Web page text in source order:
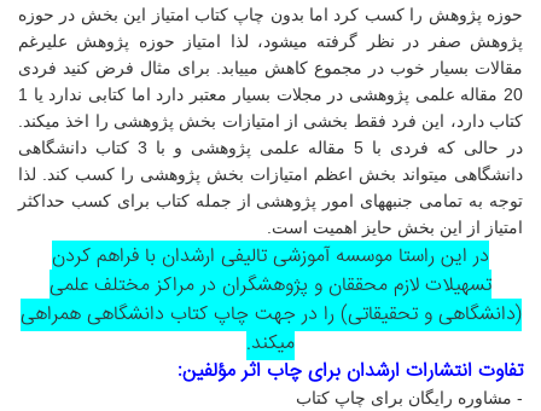
حوزه پژوهش را کسب کرد اما بدون چاپ کتاب امتیاز این بخش در حوزه
پژوهش صفر در نظر گرفته میشود، لذا امتیاز حوزه پژوهش علیرغم
مقالات بسیار خوب در مجموع کاهش مییابد. برای مثال فرض کنید فردی
20 مقاله علمی پژوهشی در مجلات بسیار معتبر دارد اما کتابی ندارد یا 1
کتاب دارد، این فرد فقط بخشی از امتیازات بخش پژوهشی را اخذ میکند.
در حالی که فردی با 5 مقاله علمی پژوهشی و با 3 کتاب دانشگاهی
دانشگاهی میتواند بخش اعظم امتیازات بخش پژوهشی را کسب کند. لذا
توجه به تمامی جنبههای امور پژوهشی از جمله کتاب برای کسب حداکثر
امتیاز از این بخش حایز اهمیت است.
در این راستا موسسه آموزشی تالیفی ارشدان با فراهم کردن
تسهیلات لازم محققان و پژوهشگران در مراکز مختلف علمی
(دانشگاهی و تحقیقاتی) را در جهت چاپ کتاب دانشگاهی همراهی
میکند.
تفاوت انتشارات ارشدان برای چاب اثر مؤلفین:
- مشاوره رایگان برای چاپ کتاب